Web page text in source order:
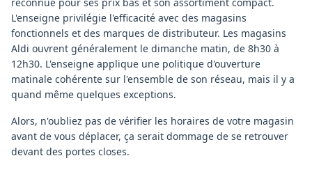
L'enseigne privilégie l'efficacité avec des magasins
fonctionnels et des marques de distributeur. Les magasins
Aldi ouvrent généralement le dimanche matin, de 8h30 à
12h30. L'enseigne applique une politique d'ouverture
matinale cohérente sur l'ensemble de son réseau, mais il y a
quand même quelques exceptions.
Alors, n'oubliez pas de vérifier les horaires de votre magasin
avant de vous déplacer, ça serait dommage de se retrouver
devant des portes closes.